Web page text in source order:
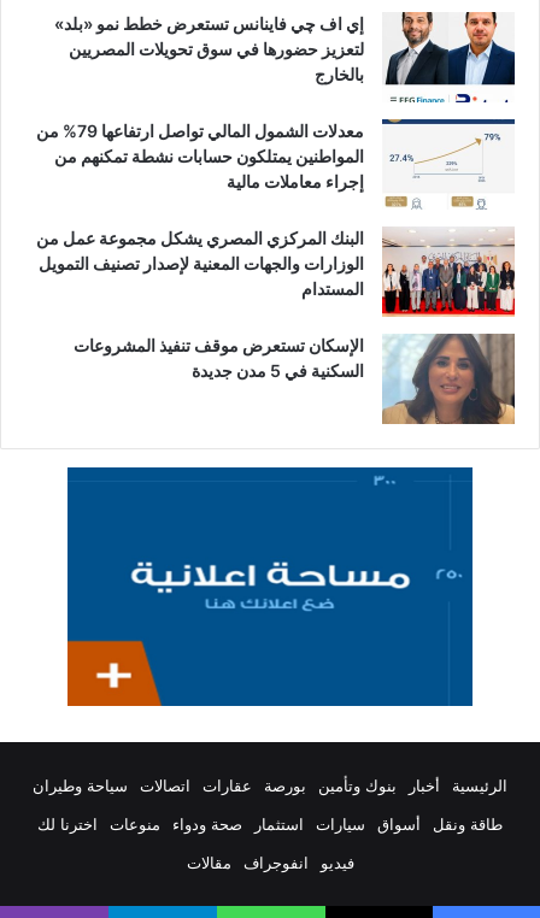
إي اف چي فاينانس تستعرض خطط نمو «بلد»
لتعزيز حضورها في سوق تحويلات المصريين
بالخارج
معدلات الشمول المالي تواصل ارتفاعها 79% من
المواطنين يمتلكون حسابات نشطة تمكنهم من
إجراء معاملات مالية
البنك المركزي المصري يشكل مجموعة عمل من
الوزارات والجهات المعنية لإصدار تصنيف التمويل
المستدام
الإسكان تستعرض موقف تنفيذ المشروعات
السكنية في 5 مدن جديدة
الرئيسية أخبار بنوك وتأمين بورصة عقارات اتصالات
سياحة وطيران
طاقة ونقل
أسواق سيارات استثمار صحة ودواء منوعات
اخترنا لك
فيديو
انفوجراف مقالات